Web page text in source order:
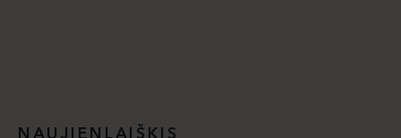
NAUJIENLAIŠKIS